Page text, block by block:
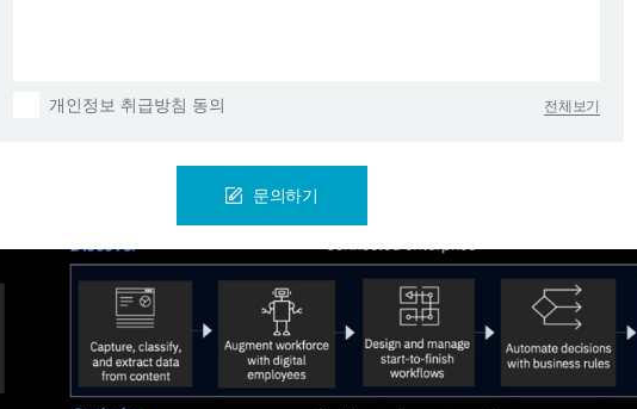
개인정보 취급방침 동의 전체보기
문의하기